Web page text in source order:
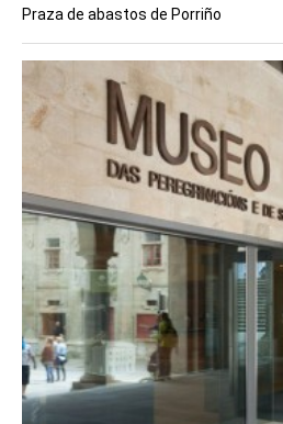
Praza de abastos de Porriño